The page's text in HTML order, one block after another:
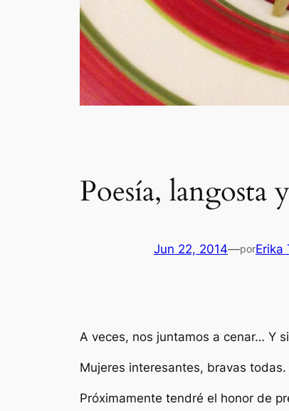
Poesía, langosta
Jun 22, 2014—porErika
A veces, nos juntamos a cenar… Y
Mujeres interesantes, bravas
Próximamente tendré el honor de